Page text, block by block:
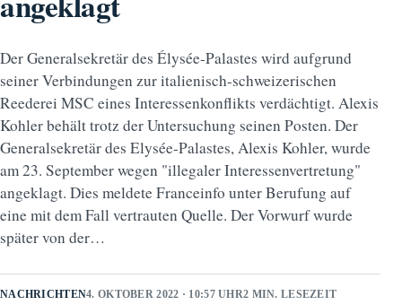
Der Generalsekretär des Élysée-Palastes wird aufgrund
seiner Verbindungen zur italienisch-schweizerischen
Reederei MSC eines Interessenkonflikts verdächtigt. Alexis
Kohler behält trotz der Untersuchung seinen Posten. Der
Generalsekretär des Elysée-Palastes, Alexis Kohler, wurde
am 23. September wegen "illegaler Interessenvertretung"
angeklagt. Dies meldete Franceinfo unter Berufung auf
eine mit dem Fall vertrauten Quelle. Der Vorwurf wurde
später von der…
NACHRICHTEN4. OKTOBER 2022 · 10:57 UHR2 MIN. LESEZEIT